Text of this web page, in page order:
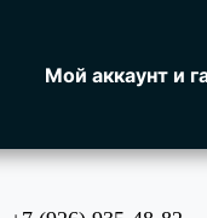
Мой аккаунт и